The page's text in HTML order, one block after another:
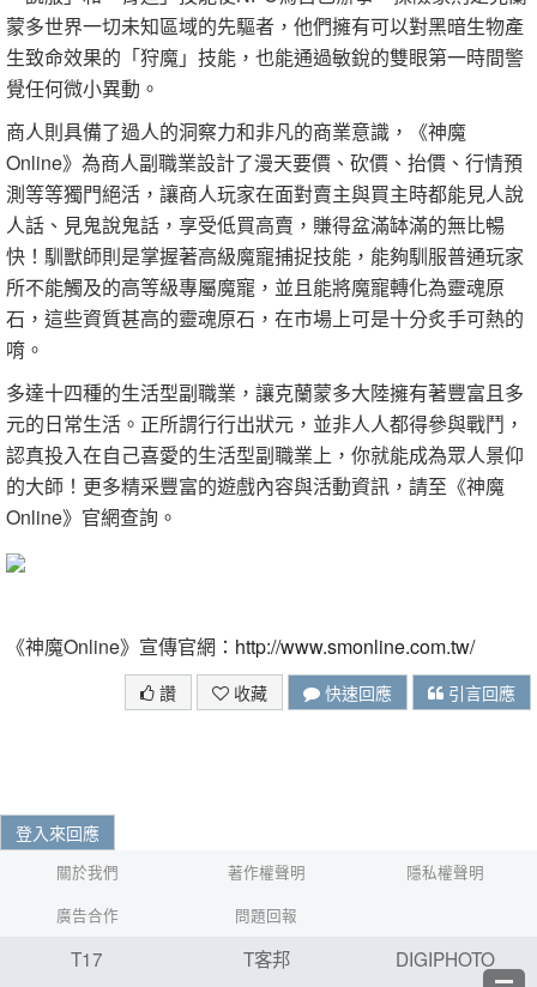
蒙多世界一切未知區域的先驅者，他們擁有可以對黑暗生物產
生致命效果的「狩魔」技能，也能通過敏銳的雙眼第一時間警
覺任何微小異動。
商人則具備了過人的洞察力和非凡的商業意識，《神魔
Online》為商人副職業設計了漫天要價、砍價、抬價、行情預
測等等獨門絕活，讓商人玩家在面對賣主與買主時都能見人說
人話、見鬼說鬼話，享受低買高賣，賺得盆滿缽滿的無比暢
快！馴獸師則是掌握著高級魔寵捕捉技能，能夠馴服普通玩家
所不能觸及的高等級專屬魔寵，並且能將魔寵轉化為靈魂原
石，這些資質甚高的靈魂原石，在市場上可是十分炙手可熱的
唷。
多達十四種的生活型副職業，讓克蘭蒙多大陸擁有著豐富且多
元的日常生活。正所謂行行出狀元，並非人人都得參與戰鬥，
認真投入在自己喜愛的生活型副職業上，你就能成為眾人景仰
的大師！更多精采豐富的遊戲內容與活動資訊，請至《神魔
Online》官網查詢。
《神魔Online》宣傳官網： http://www.smonline.com.tw/
讚 收藏 快速回應 引言回應
登入來回應
關於我們 著作權聲明
隱私權聲明
廣告合作
問題回報
T17 T客邦 DIGIPHOTO